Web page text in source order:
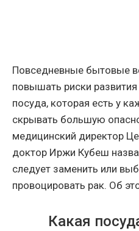
Повседневные бытовые
повышать риски
посуда, которая есть у
скрывать большую
медицинский директор
доктор Иржи Кубеш
следует заменить или
провоцировать рак. Об
Какая